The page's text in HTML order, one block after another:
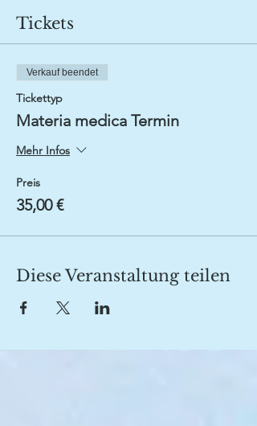
Tickets
Verkauf beendet
Tickettyp
Materia medica Termin
Mehr Infos
Preis
35,00 €
Diese Veranstaltung teilen